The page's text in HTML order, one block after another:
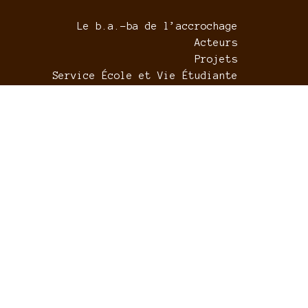
Le b.a.-ba de l’accrochage
Acteurs
Projets
Service École et Vie Étudiante